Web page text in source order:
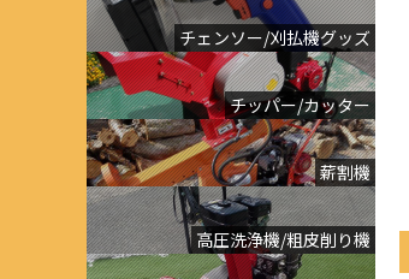
チェンソー/刈払機グッズ
チッパー/カッター
薪割機
高圧洗浄機/粗皮削り機